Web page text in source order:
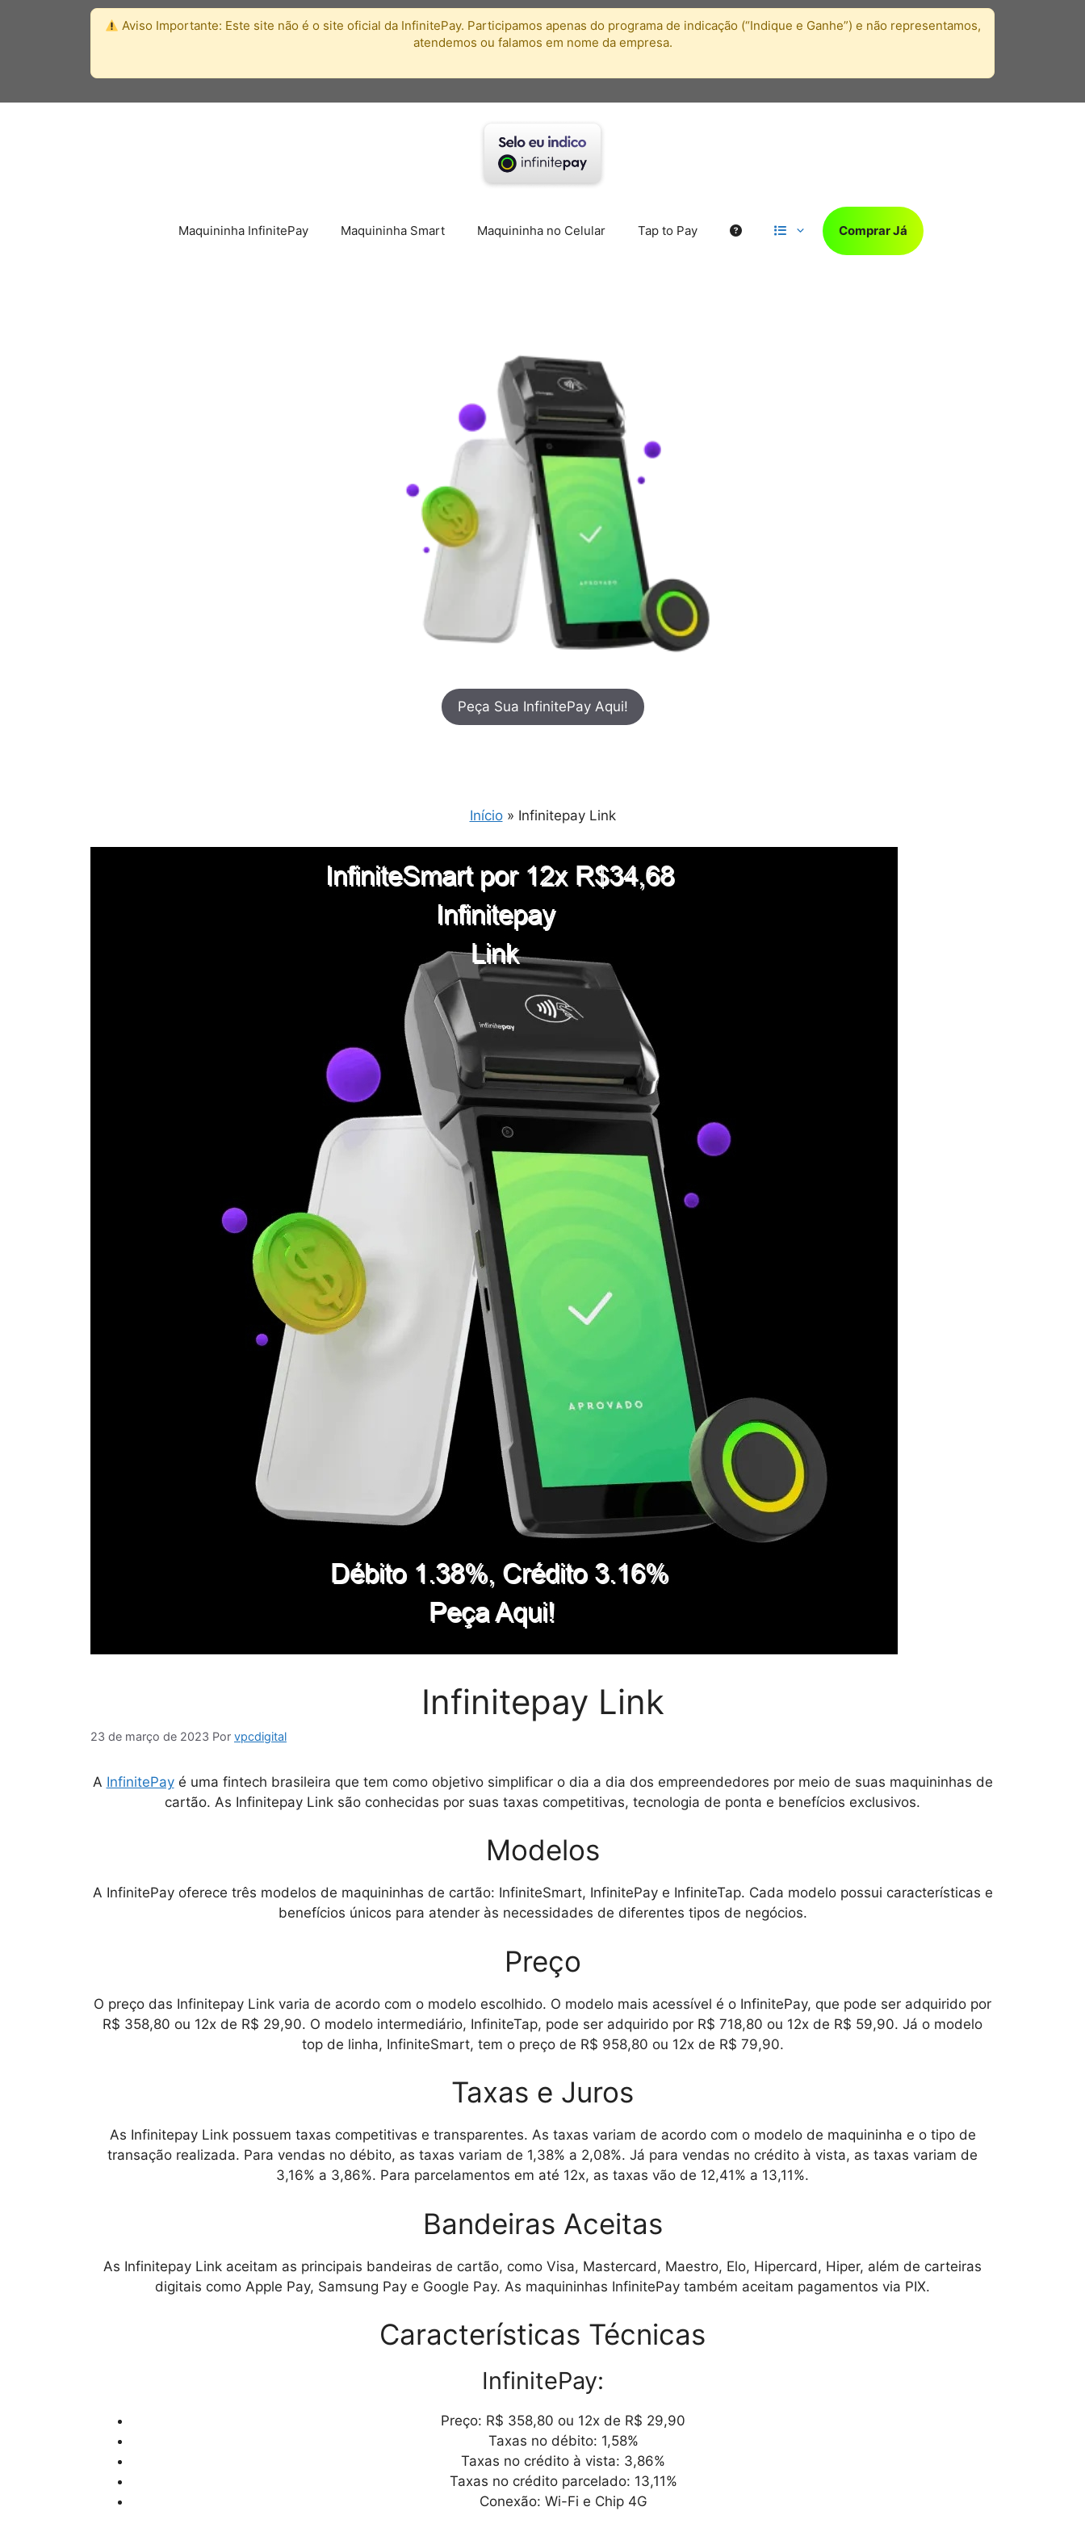
Aviso Importante: Este site não é o site oficial da InfinitePay. Participamos apenas do programa de indicação (“Indique e Ganhe”) e não representamos,
atendemos ou falamos em nome da empresa.
Maquininha InfinitePay Maquininha Smart Maquininha no Celular Tap to Pay Comprar Já
Peça Sua InfinitePay Aqui!
Início» Infinitepay Link
Infinitepay Link
23 de março de 2023 Por vpcdigital
A InfinitePayé uma fintech brasileira que tem como objetivo simplificar o dia a dia dos empreendedores por meio de suas maquininhas de
cartão. As Infinitepay Link são conhecidas por suas taxas competitivas, tecnologia de ponta e benefícios exclusivos.
Modelos
A InfinitePay oferece três modelos de maquininhas de cartão: InfiniteSmart, InfinitePay e InfiniteTap. Cada modelo possui características e
benefícios únicos para atender às necessidades de diferentes tipos de negócios.
Preço
O preço das Infinitepay Link varia de acordo com o modelo escolhido. O modelo mais acessível é o InfinitePay, que pode ser adquirido por
R$ 358,80 ou 12x de R$ 29,90. O modelo intermediário, InfiniteTap, pode ser adquirido por R$ 718,80 ou 12x de R$ 59,90. Já o modelo
top de linha, InfiniteSmart, tem o preço de R$ 958,80 ou 12x de R$ 79,90.
Taxas e Juros
As Infinitepay Link possuem taxas competitivas e transparentes. As taxas variam de acordo com o modelo de maquininha e o tipo de
transação realizada. Para vendas no débito, as taxas variam de 1,38% a 2,08%. Já para vendas no crédito à vista, as taxas variam de
3,16% a 3,86%. Para parcelamentos em até 12x, as taxas vão de 12,41% a 13,11%.
Bandeiras Aceitas
As Infinitepay Link aceitam as principais bandeiras de cartão, como Visa, Mastercard, Maestro, Elo, Hipercard, Hiper, além de carteiras
digitais como Apple Pay, Samsung Pay e Google Pay. As maquininhas InfinitePay também aceitam pagamentos via PIX.
Características Técnicas
InfinitePay:
Preço: R$ 358,80 ou 12x de R$ 29,90
Taxas no débito: 1,58%
Taxas no crédito à vista: 3,86%
Taxas no crédito parcelado: 13,11%
Conexão: Wi-Fi e Chip 4G